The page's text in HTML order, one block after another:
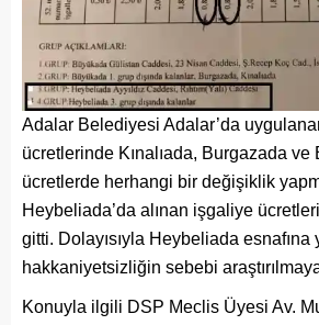
Adalar Belediyesi Adalar’da
ücretlerinde Kınalıada, Burgazada ve
ücretlerde herhangi bir değişiklik
Heybeliada’da alınan işgaliye
gitti. Dolayısıyla Heybeliada esnafına
hakkaniyetsizliğin sebebi
Konuyla ilgili DSP Meclis Üyesi Av.